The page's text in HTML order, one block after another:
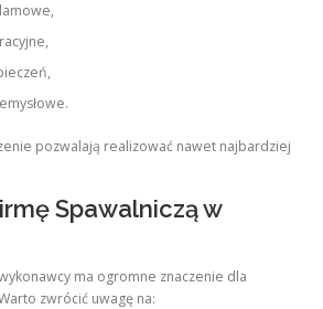
pozwalają realizować nawet najbardziej
Spawalniczą w
ma ogromne znaczenie dla
zwrócić uwagę na: